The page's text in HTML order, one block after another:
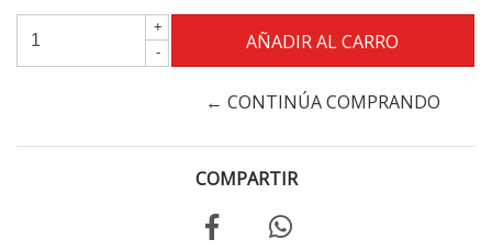
+
-
← CONTINÚA COMPRANDO
COMPARTIR